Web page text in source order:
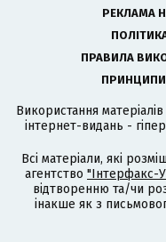
РЕКЛАМА
ПРАВИЛА
ПРИНЦИПИ
Використання
інтернет-видань -
Всі матеріали, які
агентство "Інтерфакс-
відтворенню та/чи
інакше як з